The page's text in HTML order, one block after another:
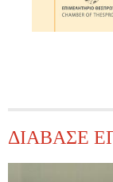
ΔΙΑΒΑΣΕ